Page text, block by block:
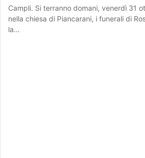
Campli. Si terranno domani, venerdì 31
nella chiesa di Piancarani, i funerali di
la…